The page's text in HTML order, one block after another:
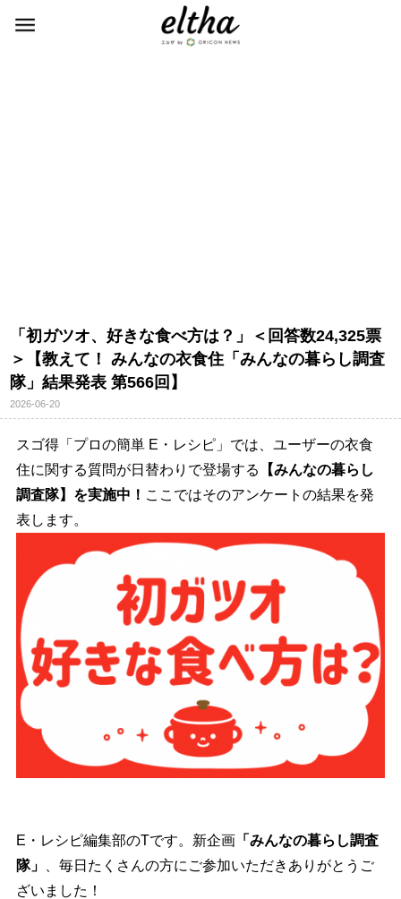
「初ガツオ、好きな食べ方は？」＜回答数24,325票
＞【教えて！ みんなの衣食住「みんなの暮らし調査
隊」結果発表 第566回】
2026-06-20
スゴ得「プロの簡単 E・レシピ」では、ユーザーの衣食
住に関する質問が日替わりで登場する
【みんなの暮らし
調査隊】を実施中！ ここではそのアンケートの結果を発
表します。
E・レシピ編集部のTです。新企画「みんなの暮らし調査
隊」
、毎日たくさんの方にご参加いただきありがとうご
ざいました！